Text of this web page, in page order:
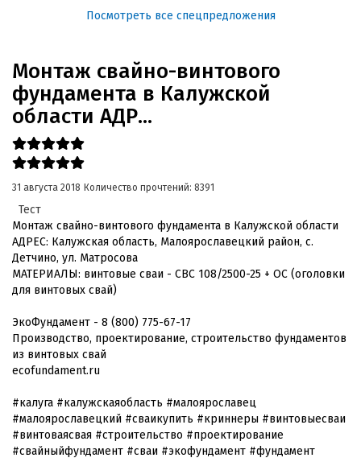
Посмотреть все спецпредложения
Монтаж свайно-винтового
фундамента в Калужской
области АДР...
31 августа 2018 Количество прочтений: 8391
Тест
Монтаж свайно-винтового фундамента в Калужской области
АДРЕС: Калужская область, Малоярославецкий район, с.
Детчино, ул. Матросова
МАТЕРИАЛЫ: винтовые сваи - СВС 108/2500-25 + ОС (оголовки
для винтовых свай)
ЭкоФундамент - 8 (800) 775-67-17
Производство, проектирование, строительство фундаментов
из винтовых свай
ecofundament.ru
#калуга #калужскаяобласть #малоярославец
#малоярославецкий #сваикупить #криннеры #винтовыесваи
#винтоваясвая #строительство #проектирование
#свайныйфундамент #сваи #экофундамент #фундамент